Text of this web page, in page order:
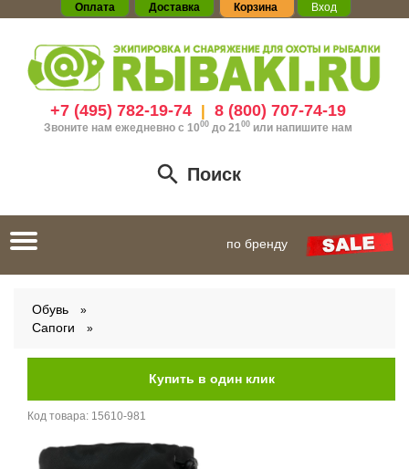
Оплата Доставка Корзина Вход
+7 (495) 782-19-74| 8 (800) 707-74-19
Звоните нам ежедневно с 1000до 21 00 или напишите нам
Поиск
Toggle
navigation
по бренду
Обувь
Сапоги
Код товара: 15610-981